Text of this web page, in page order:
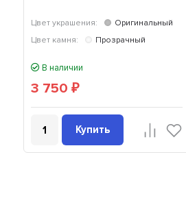
Цвет украшения:
Оригинальный
Цвет камня:
Прозрачный
В наличии
3 750₽
Купить